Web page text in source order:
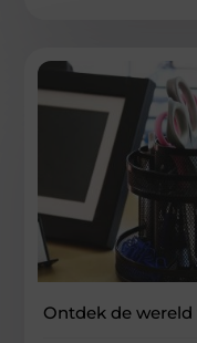
Ontdek de